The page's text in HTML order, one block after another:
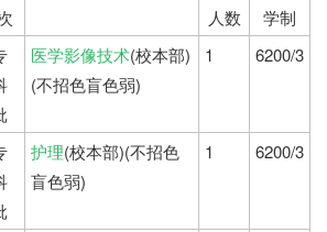
人数
学制
医学影像技术(校本部)
(不招色盲色弱)
1 6200/3
护理(校本部)(不招色
盲色弱)
1 6200/3